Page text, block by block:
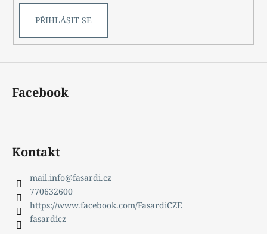
PŘIHLÁSIT SE
Facebook
Kontakt
mail.info@fasardi.cz
770632600
https://www.facebook.com/FasardiCZE
fasardicz